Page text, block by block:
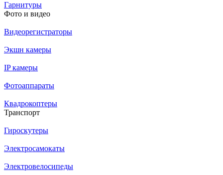
Гарнитуры
Фото и видео
Видеорегистраторы
Экшн камеры
IP камеры
Фотоаппараты
Квадрокоптеры
Транспорт
Гироскутеры
Электросамокаты
Электровелосипеды